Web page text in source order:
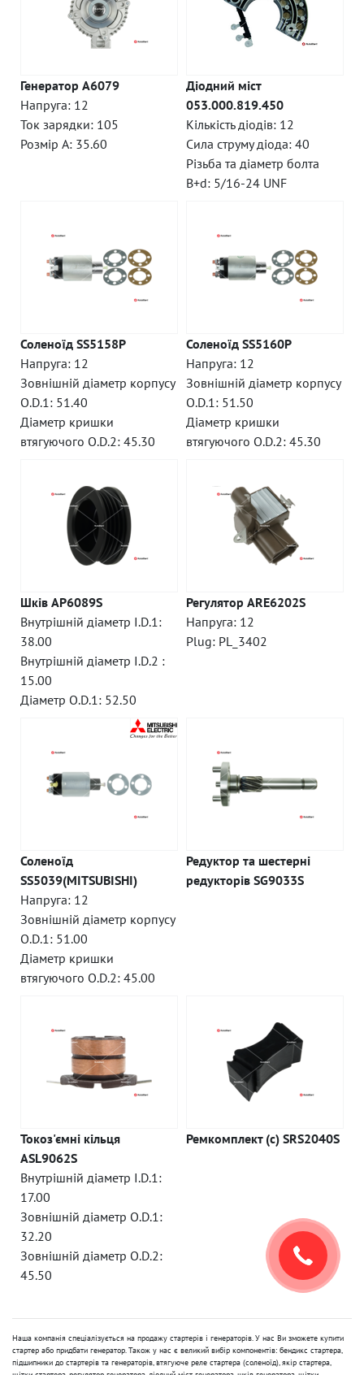
Генератор A6079
Напруга: 12
Ток зарядки: 105
Розмір A: 35.60
Діодний міст
053.000.819.450
Кількість діодів: 12
Сила струму діода: 40
Різьба та діаметр болта
B+d: 5/16-24 UNF
Соленоїд SS5158P
Напруга: 12
Зовнішній діаметр корпусу
O.D.1: 51.40
Діаметр кришки
втягуючого O.D.2: 45.30
Соленоїд SS5160P
Напруга: 12
Зовнішній діаметр корпусу
O.D.1: 51.50
Діаметр кришки
втягуючого O.D.2: 45.30
Шків AP6089S
Внутрішній діаметр I.D.1:
38.00
Внутрішній діаметр I.D.2 :
15.00
Діаметр O.D.1: 52.50
Регулятор ARE6202S
Напруга: 12
Plug: PL_3402
Соленоїд
SS5039(MITSUBISHI)
Напруга: 12
Зовнішній діаметр корпусу
O.D.1: 51.00
Діаметр кришки
втягуючого O.D.2: 45.00
Редуктор та шестерні
редукторів SG9033S
Токоз'ємні кільця
ASL9062S
Внутрішній діаметр I.D.1:
17.00
Зовнішній діаметр O.D.1:
32.20
Зовнішній діаметр O.D.2:
45.50
Ремкомплект (c) SRS2040S
Наша компанія спеціалізується на продажу стартерів і генераторів. У нас Ви зможете купити
стартер або придбати генератор. Також у нас є великий вибір компонентів: бендикс стартера,
підшипники до стартерів та генераторів, втягуюче реле стартера (соленоїд), якір стартера,